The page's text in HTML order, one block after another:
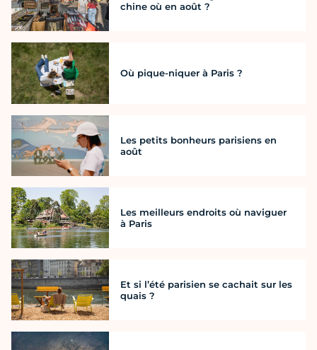
chine où en août ?
Où pique-niquer à Paris ?
Les petits bonheurs parisiens en
août
Les meilleurs endroits où naviguer
à Paris
Et si l’été parisien se cachait sur les
quais ?